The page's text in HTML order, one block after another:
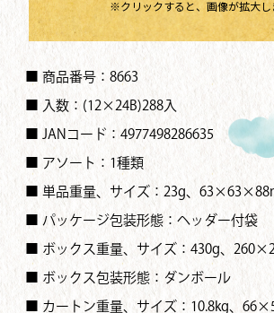
※クリックすると、画像が拡大し
■ 商品番号：8663
■ 入数：(12×24B)288入
■ JANコード：4977498286635
■ アソート：1種類
■ 単品重量、サイズ：23g、
■ パッケージ包装形態：ヘッダー付袋
■ ボックス重量、サイズ：430g、
■ ボックス包装形態：ダンボール
■ カートン重量、サイズ：10.8kg、